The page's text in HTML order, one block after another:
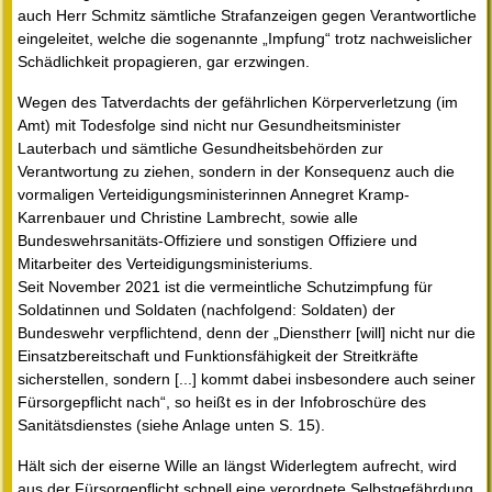
auch Herr Schmitz sämtliche Strafanzeigen gegen Verantwortliche
eingeleitet, welche die sogenannte „Impfung“ trotz nachweislicher
Schädlichkeit propagieren, gar erzwingen.
Wegen des Tatverdachts der gefährlichen Körperverletzung (im
Amt) mit Todesfolge sind nicht nur Gesundheitsminister
Lauterbach und sämtliche Gesundheitsbehörden zur
Verantwortung zu ziehen, sondern in der Konsequenz auch die
vormaligen Verteidigungsministerinnen Annegret Kramp-
Karrenbauer und Christine Lambrecht, sowie alle
Bundeswehrsanitäts-Offiziere und sonstigen Offiziere und
Mitarbeiter des Verteidigungsministeriums.
Seit November 2021 ist die vermeintliche Schutzimpfung für
Soldatinnen und Soldaten (nachfolgend: Soldaten) der
Bundeswehr verpflichtend, denn der „Dienstherr [will] nicht nur die
Einsatzbereitschaft und Funktionsfähigkeit der Streitkräfte
sicherstellen, sondern [...] kommt dabei insbesondere auch seiner
Fürsorgepflicht nach“, so heißt es in der Infobroschüre des
Sanitätsdienstes (siehe Anlage unten S. 15).
Hält sich der eiserne Wille an längst Widerlegtem aufrecht, wird